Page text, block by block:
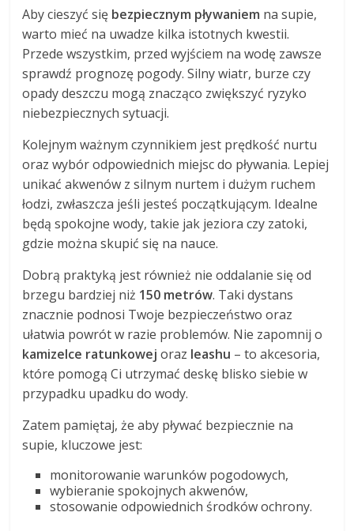
Aby cieszyć się bezpiecznym pływaniem na supie,
warto mieć na uwadze kilka istotnych kwestii.
Przede wszystkim, przed wyjściem na wodę zawsze
sprawdź prognozę pogody. Silny wiatr, burze czy
opady deszczu mogą znacząco zwiększyć ryzyko
niebezpiecznych sytuacji.
Kolejnym ważnym czynnikiem jest prędkość nurtu
oraz wybór odpowiednich miejsc do pływania. Lepiej
unikać akwenów z silnym nurtem i dużym ruchem
łodzi, zwłaszcza jeśli jesteś początkującym. Idealne
będą spokojne wody, takie jak jeziora czy zatoki,
gdzie można skupić się na nauce.
Dobrą praktyką jest również nie oddalanie się od
brzegu bardziej niż 150 metrów. Taki dystans
znacznie podnosi Twoje bezpieczeństwo oraz
ułatwia powrót w razie problemów. Nie zapomnij o
kamizelce ratunkowej oraz leashu – to akcesoria,
które pomogą Ci utrzymać deskę blisko siebie w
przypadku upadku do wody.
Zatem pamiętaj, że aby pływać bezpiecznie na
supie, kluczowe jest:
monitorowanie warunków pogodowych,
wybieranie spokojnych akwenów,
stosowanie odpowiednich środków ochrony.